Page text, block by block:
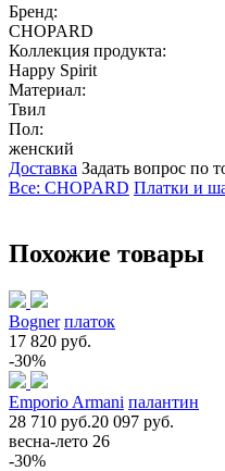
Бренд:
CHOPARD
Коллекция продукта:
Happy Spirit
Материал:
Твил
Пол:
женский
Доставка Задать вопрос по
Все: CHOPARD Платки и
Похожие товары
Bogner платок
17 820 руб.
-30%
Emporio Armani палантин
28 710 руб.20 097 руб.
весна-лето 26
-30%